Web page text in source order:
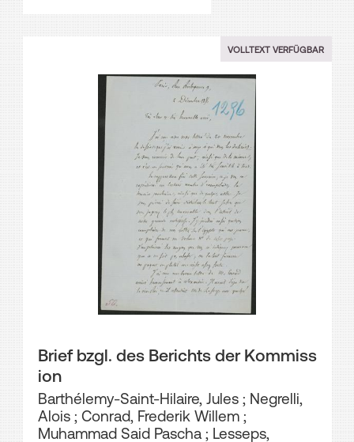
VOLLTEXT VERFÜGBAR
Brief bzgl. des Berichts der Kommiss
ion
Barthélemy-Saint-Hilaire, Jules; Negrelli,
Alois; Conrad, Frederik Willem;
Muhammad Said Pascha; Lesseps,